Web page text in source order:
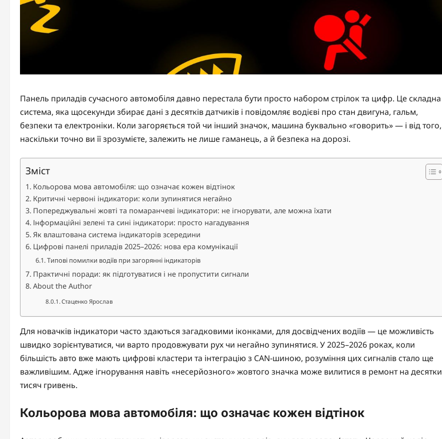
Панель приладів сучасного автомобіля давно перестала бути просто набором стрілок та цифр. Це складна
система, яка щосекунди збирає дані з десятків датчиків і повідомляє водієві про стан двигуна, гальм,
безпеки та електроніки. Коли загоряється той чи інший значок, машина буквально «говорить» — і від того,
наскільки точно ви її зрозумієте, залежить не лише гаманець, а й безпека на дорозі.
Зміст
Кольорова мова автомобіля: що означає кожен відтінок
Критичні червоні індикатори: коли зупинятися негайно
Попереджувальні жовті та помаранчеві індикатори: не ігнорувати, але можна їхати
Інформаційні зелені та сині індикатори: просто нагадування
Як влаштована система індикаторів зсередини
Цифрові панелі приладів 2025–2026: нова ера комунікації
Типові помилки водіїв при загорянні індикаторів
Практичні поради: як підготуватися і не пропустити сигнали
About the Author
Стаценко Ярослав
Для новачків індикатори часто здаються загадковими іконками, для досвідчених водіїв — це можливість
швидко зорієнтуватися, чи варто продовжувати рух чи негайно зупинятися. У 2025–2026 роках, коли
більшість авто вже мають цифрові кластери та інтеграцію з CAN-шиною, розуміння цих сигналів стало ще
важливішим. Адже ігнорування навіть «несерйозного» жовтого значка може вилитися в ремонт на десятки
тисяч гривень.
Кольорова мова автомобіля: що означає кожен відтінок